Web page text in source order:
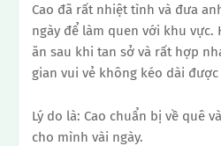
Cao đã rất nhiệt tình và đưa
ngày để làm quen với khu vực.
ăn sau khi tan sở và rất hợp
gian vui vẻ không kéo dài được
Lý do là: Cao chuẩn bị về quê
cho mình vài ngày.